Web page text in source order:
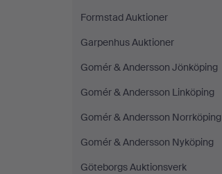
Formstad Auktioner
Garpenhus Auktioner
Gomér & Andersson Jönköping
Gomér & Andersson Linköping
Gomér & Andersson Norrköping
Gomér & Andersson Nyköping
Göteborgs Auktionsverk